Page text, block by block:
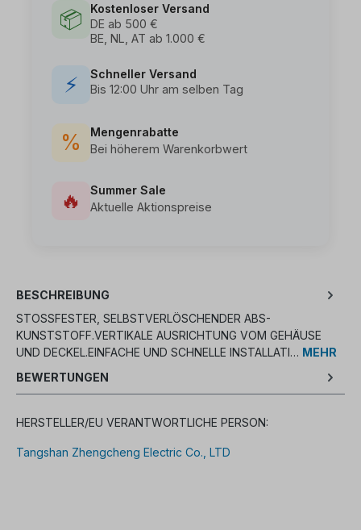
📦
Kostenloser Versand
DE ab 500 €
BE, NL, AT ab 1.000 €
⚡
Schneller Versand
Bis 12:00 Uhr am selben Tag
%
Mengenrabatte
Bei höherem Warenkorbwert
🔥
Summer Sale
Aktuelle Aktionspreise
BESCHREIBUNG
STOSSFESTER, SELBSTVERLÖSCHENDER ABS-K
UNSTSTOFF.VERTIKALE AUSRICHTUNG VOM GEHÄUSE U
ND DECKEL.EINFACHE UND SCHNELLE INSTALLATI… MEHR
BEWERTUNGEN
HERSTELLER/EU VERANTWORTLICHE PERSON:
Tangshan Zhengcheng Electric Co., LTD